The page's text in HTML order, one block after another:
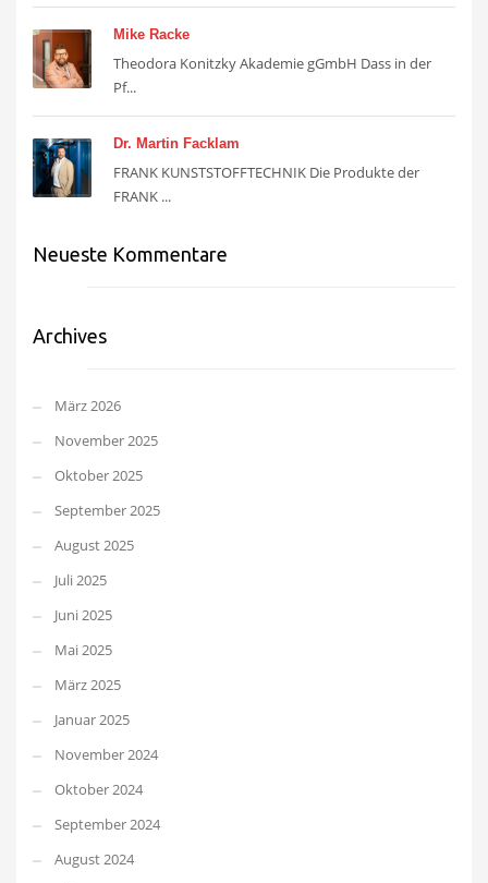
Mike Racke
Theodora Konitzky Akademie gGmbH Dass in der
Pf...
Dr. Martin Facklam
FRANK KUNSTSTOFFTECHNIK Die Produkte der
FRANK ...
Neueste Kommentare
Archives
März 2026
November 2025
Oktober 2025
September 2025
August 2025
Juli 2025
Juni 2025
Mai 2025
März 2025
Januar 2025
November 2024
Oktober 2024
September 2024
August 2024